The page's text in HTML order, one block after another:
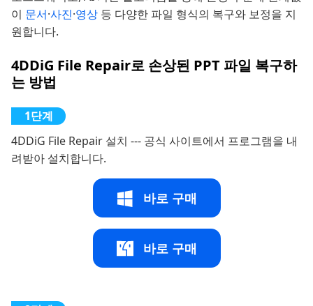
이 문서·사진·영상 등 다양한 파일 형식의 복구와 보정을 지
원합니다.
4DDiG File Repair로 손상된 PPT 파일 복구하
는 방법
4DDiG File Repair 설치 --- 공식 사이트에서 프로그램을 내
려받아 설치합니다.
바로 구매
바로 구매